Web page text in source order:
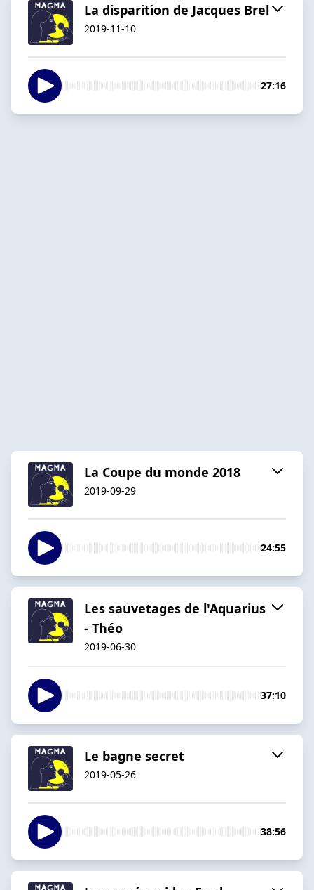
La disparition de Jacques Brel
2019-11-10
27:16
La Coupe du monde 2018
2019-09-29
24:55
Les sauvetages de l'Aquarius
- Théo
2019-06-30
37:10
Le bagne secret
2019-05-26
38:56